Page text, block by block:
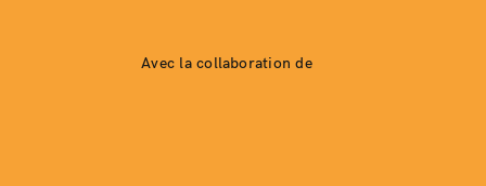
Avec la collaboration de